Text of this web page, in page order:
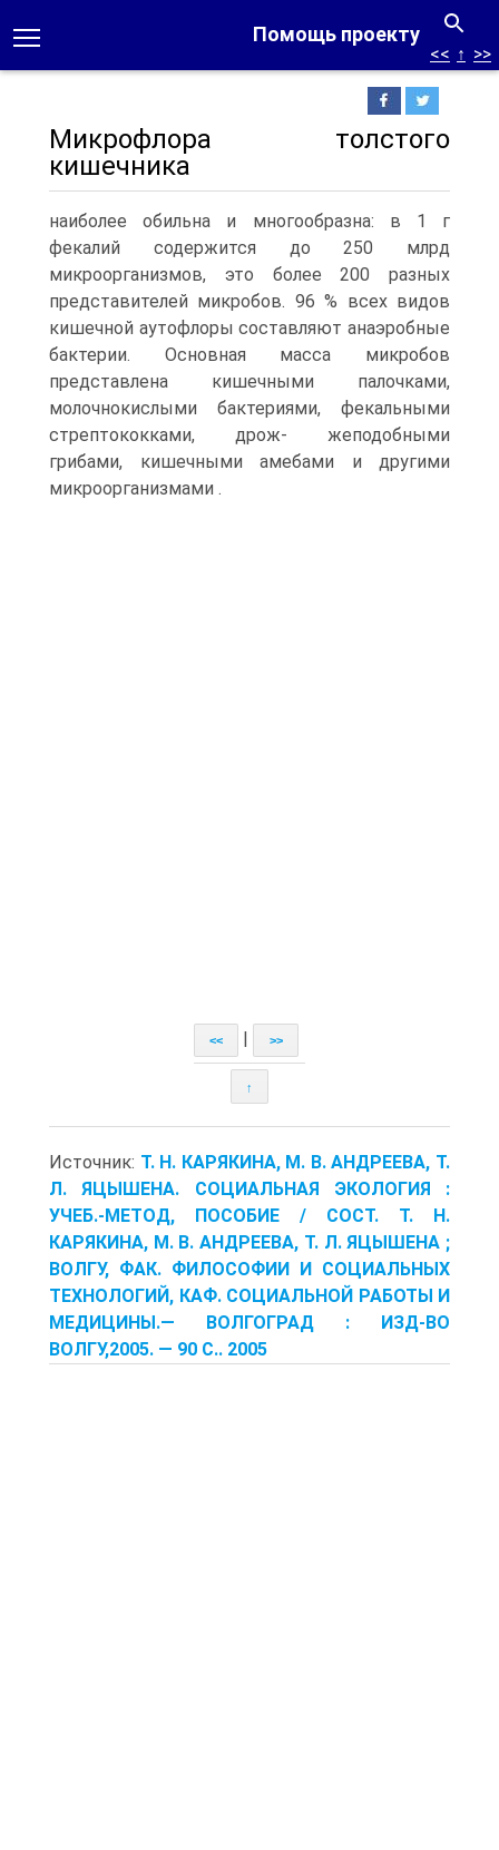
Помощь проекту
<< ↑ >>
Микрофлора толстого
кишечника
наиболее обильна и многообразна: в 1 г
фекалий содержится до 250 млрд
микроорганизмов, это более 200 разных
представителей микробов. 96 % всех видов
кишечной аутофлоры составляют анаэробные
бактерии. Основная масса микробов
представлена кишечными палочками,
молочнокислыми бактериями, фекальными
стрептококками, дрож- жеподобными
грибами, кишечными амебами и другими
микроорганизмами .
<< >>
↑
Источник: Т. Н. КАРЯКИНА, М. В. АНДРЕЕВА, Т.
Л. ЯЦЫШЕНА. СОЦИАЛЬНАЯ ЭКОЛОГИЯ :
УЧЕБ.-МЕТОД, ПОСОБИЕ / СОСТ. Т. Н.
КАРЯКИНА, М. В. АНДРЕЕВА, Т. Л. ЯЦЫШЕНА ;
ВОЛГУ, ФАК. ФИЛОСОФИИ И СОЦИАЛЬНЫХ
ТЕХНОЛОГИЙ, КАФ. СОЦИАЛЬНОЙ РАБОТЫ И
МЕДИЦИНЫ.— ВОЛГОГРАД : ИЗД-ВО
ВОЛГУ,2005. — 90 С.. 2005